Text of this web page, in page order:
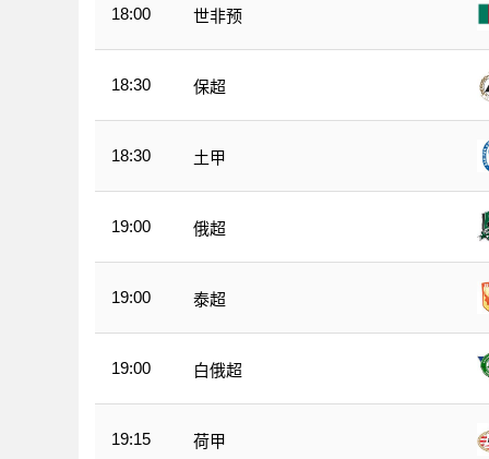
18:00 世非预
18:30 保超
18:30 土甲
19:00 俄超
19:00 泰超
19:00 白俄超
19:15 荷甲